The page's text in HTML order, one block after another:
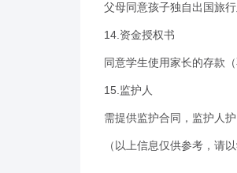
父母同意孩子独自出国旅
14.资金授权书
同意学生使用家长的存款
15.监护人
需提供监护合同，监护人
（以上信息仅供参考，请